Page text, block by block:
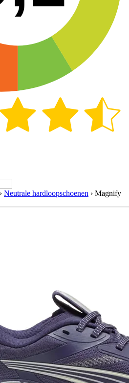
› Neutrale hardloopschoenen › Magnify